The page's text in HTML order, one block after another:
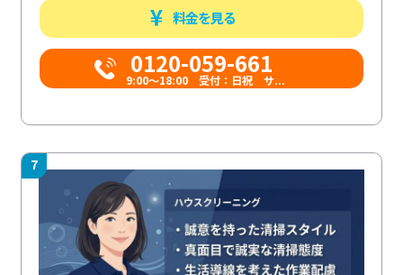
料金を見る
0120-059-661
9:00〜18:00 受付：日祝 サ...
7